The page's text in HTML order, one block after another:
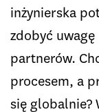
inżynierska
zdobyć
partnerów.
procesem, a
się globalnie?